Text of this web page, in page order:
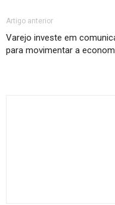
Artigo anterior
Varejo investe em
para movimentar a